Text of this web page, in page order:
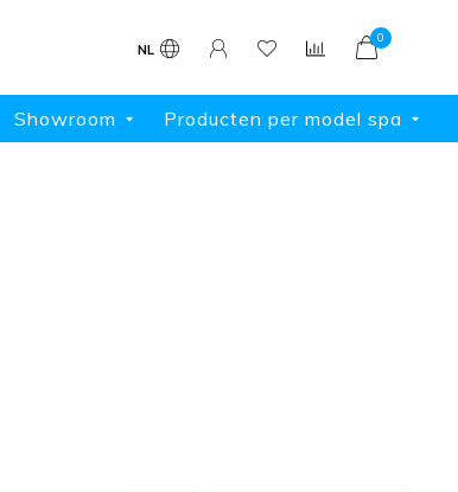
NL
0
Showroom Producten per model spa